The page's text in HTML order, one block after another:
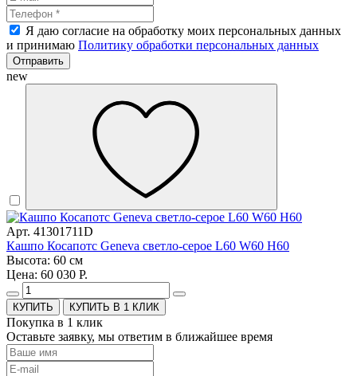
Я даю согласие на обработку моих персональных данных
и принимаю Политику обработки персональных данных
Отправить
new
Арт. 41301711D
Кашпо Косапотс Geneva светло-серое L60 W60 H60
Высота: 60 см
Цена: 60 030 Р.
КУПИТЬ В 1 КЛИК
Покупка в 1 клик
Оставьте заявку, мы ответим в ближайшее время